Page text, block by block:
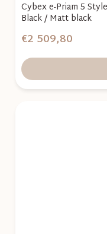
Cybex e-Priam 5
Black / Matt black
€2 509,80